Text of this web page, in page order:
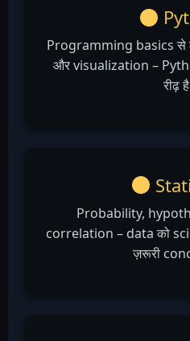
Programming basics से
और visualization –
रीढ़
Probability,
correlation – data को
ज़रूरी